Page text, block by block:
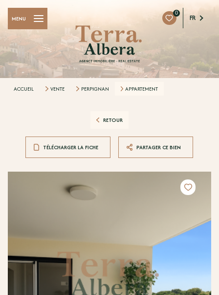
0
FR
MENU
ACCUEIL VENTE PERPIGNAN APPARTEMENT
RETOUR
TÉLÉCHARGER LA FICHE PARTAGER CE BIEN